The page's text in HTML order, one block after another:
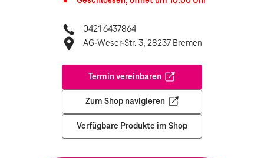
0421 6437864
AG-Weser-Str. 3, 28237 Bremen
Termin vereinbaren
Öffnet in einem neuen Tab
Zum Shop navigieren
Öffnet in einem neuen Tab
Verfügbare Produkte im Shop